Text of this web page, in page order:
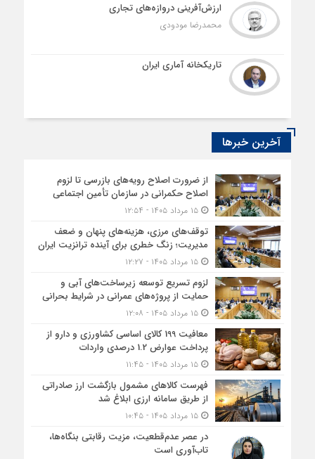
ارزش‌آفرینی دروازه‌های تجاری
محمدرضا مودودی
تاریکخانه آماری ایران
آخرین خبرها
از ضرورت اصلاح رویه‌های بازرسی تا لزوم
اصلاح حکمرانی در سازمان تأمین اجتماعی
۱۵ مرداد ۱۴۰۵ - ۱۲:۵۴
توقف‌های مرزی، هزینه‌های پنهان و ضعف
مدیریت؛ زنگ خطری برای آینده ترانزیت ایران
۱۵ مرداد ۱۴۰۵ - ۱۲:۲۷
لزوم تسریع توسعه زیرساخت‌های آبی و
حمایت از پروژه‌های عمرانی در شرایط بحرانی
۱۵ مرداد ۱۴۰۵ - ۱۲:۰۸
معافیت 199 کالای اساسی کشاورزی و دارو از
پرداخت عوارض 1.2 درصدی واردات
۱۵ مرداد ۱۴۰۵ - ۱۱:۴۵
فهرست کالاهای مشمول بازگشت ارز صادراتی
از طریق سامانه ارزی ابلاغ شد
۱۵ مرداد ۱۴۰۵ - ۱۰:۴۵
در عصر عدم‌قطعیت، مزیت رقابتی بنگاه‌ها،
تاب‌آوری است